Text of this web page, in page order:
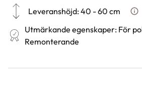
Leveranshöjd:40 - 60 cm
Utmärkande egenskaper: För
Remonterande